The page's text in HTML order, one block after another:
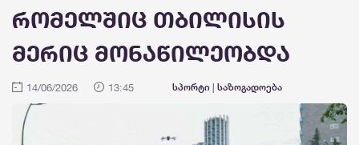
რომელშიც თბილისის
მერიც მონაწილეობდა
14/06/2026 13:45 სპორტი | საზოგადოება